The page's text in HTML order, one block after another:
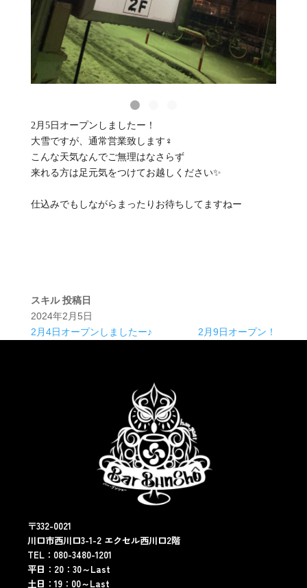
2月5日オープンしましたー！
大雪ですが、通常営業致します‍♀️
こんな天気なんでご無理はなさらず
来れる方は足元気をつけてお越しください✨
仕込みでもしながらまったりお待ちしてますねー
スキル 投稿日
2024年2月5日
2月4日オープンしましたー♪
2月9日オープン！
〒332-0021
川口市西川口3-1-2 エクセル西川口2階
TEL：080-3480-1201
平日：20：30～Last
土日：19：00～Last